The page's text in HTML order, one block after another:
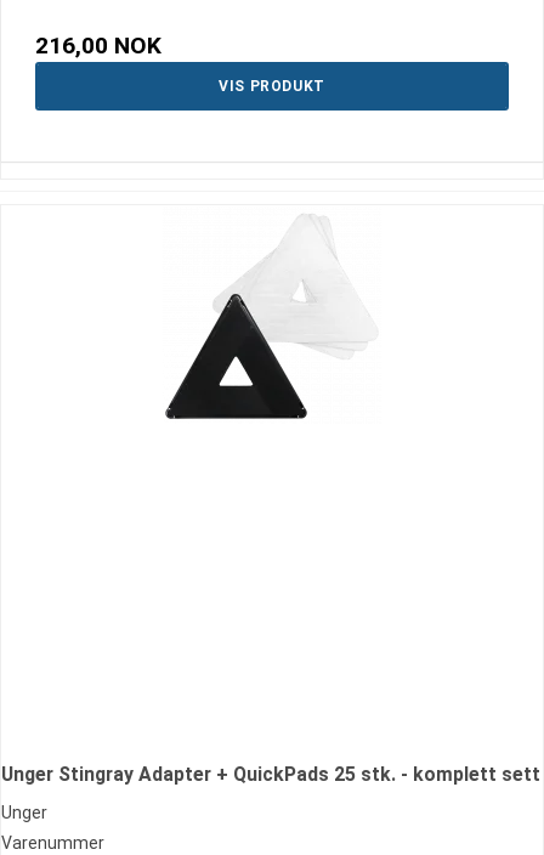
216,00 NOK
VIS PRODUKT
Unger Stingray Adapter + QuickPads 25 stk. - komplett sett
Unger
Varenummer